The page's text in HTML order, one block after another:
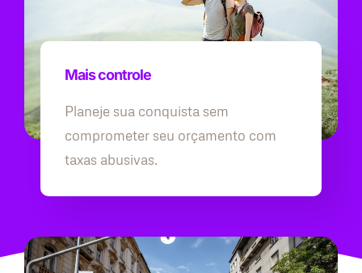
Mais controle
Planeje sua conquista sem
comprometer seu orçamento com
taxas abusivas.